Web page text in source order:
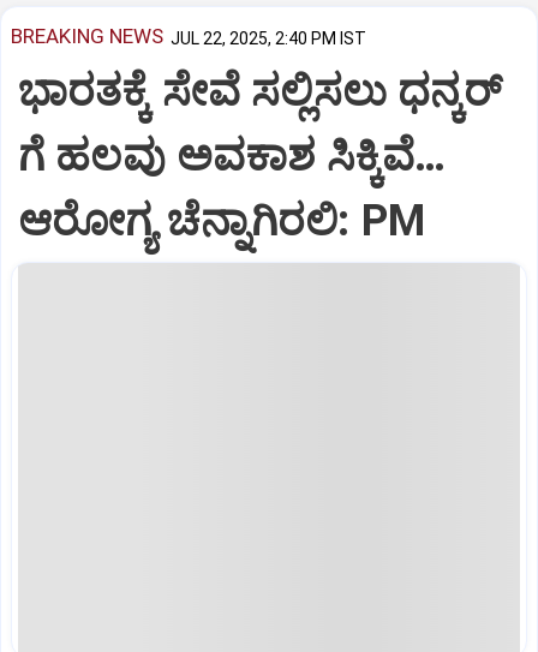
BREAKING NEWS JUL 22, 2025, 2:40 PM IST
ಭಾರತಕ್ಕೆ ಸೇವೆ ಸಲ್ಲಿಸಲು ಧನ್ಕರ್‌
ಗೆ ಹಲವು ಅವಕಾಶ ಸಿಕ್ಕಿವೆ…
ಆರೋಗ್ಯ ಚೆನ್ನಾಗಿರಲಿ: PM